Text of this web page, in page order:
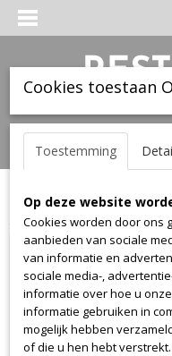
Inloggen Registreren
Home >Stof>Kvadrat--
Cookies toestaan
Toestemming
Op deze website
Cookies worden door ons
aanbieden van sociale
van informatie en
sociale media-,
informatie over hoe u
informatie gebruiken in
mogelijk hebben
of die u hen hebt verstrekt.